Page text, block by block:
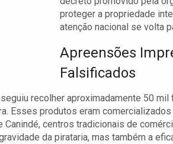
proteger a propriedade
atenção nacional se volta
Apreensões
Falsificados
recolher aproximadamente 50
Esses produtos eram
centros tradicionais de
da pirataria, mas também a